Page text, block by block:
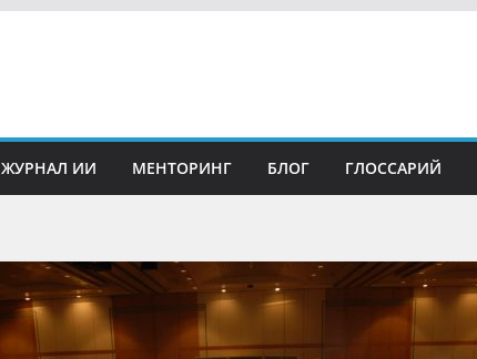
ЖУРНАЛ ИИ МЕНТОРИНГ БЛОГ ГЛОССАРИЙ